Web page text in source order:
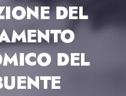
DEL
DEL